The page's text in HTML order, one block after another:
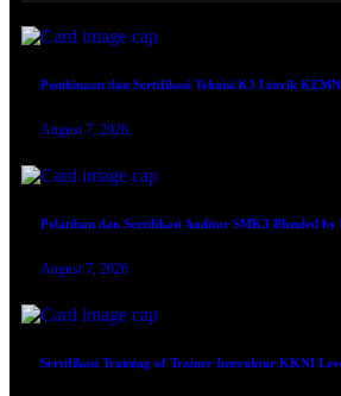
Pembinaan dan Sertifikasi Teknisi K3 Listrik
August 7, 2026
Pelatihan dan Sertifikasi Auditor SMK3 Blended
August 7, 2026
Sertifikasi Training of Trainer Instruktur KKNI